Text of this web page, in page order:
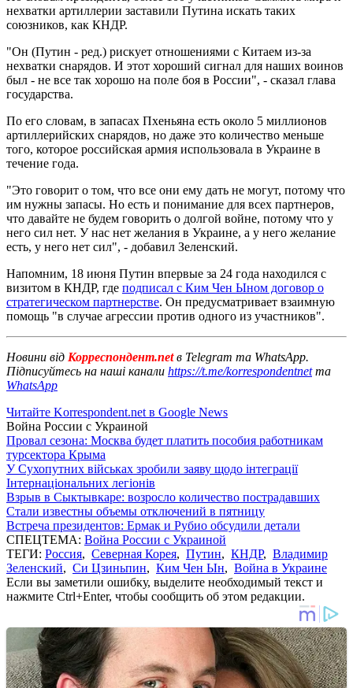
нехватки артиллерии заставили Путина искать таких
союзников, как КНДР.
"Он (Путин - ред.) рискует отношениями с Китаем из-за
нехватки снарядов. И этот хороший сигнал для наших воинов
был - не все так хорошо на поле боя в России", - сказал глава
государства.
По его словам, в запасах Пхеньяна есть около 5 миллионов
артиллерийских снарядов, но даже это количество меньше
того, которое российская армия использовала в Украине в
течение года.
"Это говорит о том, что все они ему дать не могут, потому что
им нужны запасы. Но есть и понимание для всех партнеров,
что давайте не будем говорить о долгой войне, потому что у
него сил нет. У нас нет желания в Украине, а у него желание
есть, у него нет сил", - добавил Зеленский.
Напомним, 18 июня Путин впервые за 24 года находился с
визитом в КНДР, где подписал с Ким Чен Ыном договор о
стратегическом партнерстве. Он предусматривает взаимную
помощь "в случае агрессии против одного из участников".
Новини від Корреспондент.netв Telegram та WhatsApp.
Підписуйтесь на наші канали https://t.me/korrespondentnetта
WhatsApp
Читайте Korrespondent.net в Google News
Война России с Украиной
Провал сезона: Москва будет платить пособия работникам
турсектора Крыма
У Сухопутних військах зробили заяву щодо інтеграції
Інтернаціональних легіонів
Взрыв в Сыктывкаре: возросло количество пострадавших
Стали известны объемы отключений в пятницу
Встреча президентов: Ермак и Рубио обсудили детали
СПЕЦТЕМА: Война России с Украиной
ТЕГИ: Россия, Северная Корея, Путин, КНДР, Владимир
Зеленский, Си Цзиньпин, Ким Чен Ын, Война в Украине
Если вы заметили ошибку, выделите необходимый текст и
нажмите Ctrl+Enter, чтобы сообщить об этом редакции.